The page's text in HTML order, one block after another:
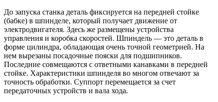
До запуска станка деталь фиксируется на передней стойке
(бабке) в шпинделе, который получает движение от
электродвигателя. Здесь же размещены устройства
управления и коробка скоростей. Шпиндель — это деталь в
форме цилиндра, обладающая очень точной геометрией. На
нем вырезаны посадочные пояски для подшипников.
Последние совмещаются с ответными канавками в передней
стойке. Характеристики шпинделя во многом отвечают за
точность обработки. Суппорт перемещается за счет
передаточных устройств и вала хода.